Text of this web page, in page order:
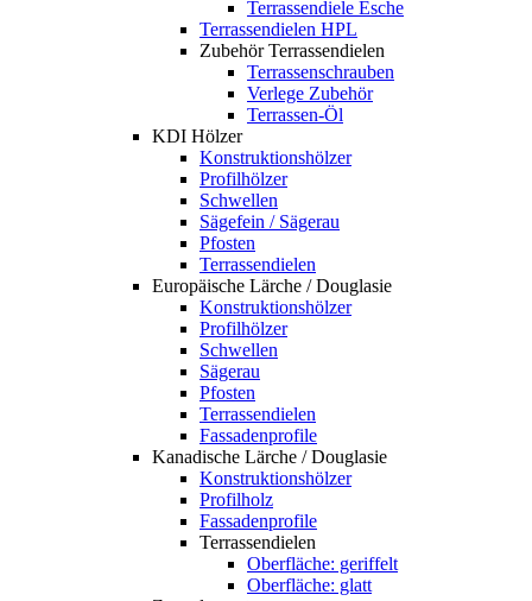
Terrassendiele Esche
Terrassendielen HPL
Zubehör Terrassendielen
Terrassenschrauben
Verlege Zubehör
Terrassen-Öl
KDI Hölzer
Konstruktionshölzer
Profilhölzer
Schwellen
Sägefein / Sägerau
Pfosten
Terrassendielen
Europäische Lärche / Douglasie
Konstruktionshölzer
Profilhölzer
Schwellen
Sägerau
Pfosten
Terrassendielen
Fassadenprofile
Kanadische Lärche / Douglasie
Konstruktionshölzer
Profilholz
Fassadenprofile
Terrassendielen
Oberfläche: geriffelt
Oberfläche: glatt